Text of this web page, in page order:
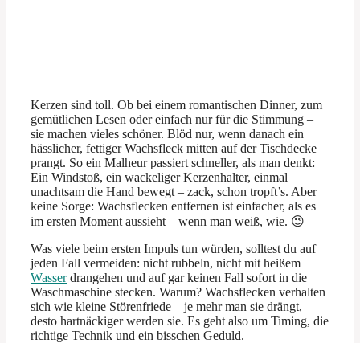
Kerzen sind toll. Ob bei einem romantischen Dinner, zum
gemütlichen Lesen oder einfach nur für die Stimmung –
sie machen vieles schöner. Blöd nur, wenn danach ein
hässlicher, fettiger Wachsfleck mitten auf der Tischdecke
prangt. So ein Malheur passiert schneller, als man denkt:
Ein Windstoß, ein wackeliger Kerzenhalter, einmal
unachtsam die Hand bewegt – zack, schon tropft’s. Aber
keine Sorge: Wachsflecken entfernen ist einfacher, als es
im ersten Moment aussieht – wenn man weiß, wie. 😉
Was viele beim ersten Impuls tun würden, solltest du auf
jeden Fall vermeiden: nicht rubbeln, nicht mit heißem
Wasserdrangehen und auf gar keinen Fall sofort in die
Waschmaschine stecken. Warum? Wachsflecken verhalten
sich wie kleine Störenfriede – je mehr man sie drängt,
desto hartnäckiger werden sie. Es geht also um Timing, die
richtige Technik und ein bisschen Geduld.